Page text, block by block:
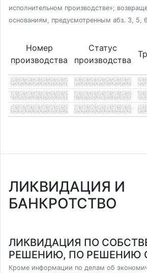
исполнительном производстве»;
основаниям, предусмотренным абз. 3, 5,
Номер
производства
Статус
производства
ЛИКВИДАЦИЯ И
БАНКРОТСТВО
ЛИКВИДАЦИЯ ПО
РЕШЕНИЮ, ПО РЕШЕНИЮ
Кроме информации по делам об